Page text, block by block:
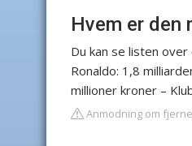
Hvem er
Du kan se listen
Ronaldo: 1,8
millioner kroner –
Anmodning om